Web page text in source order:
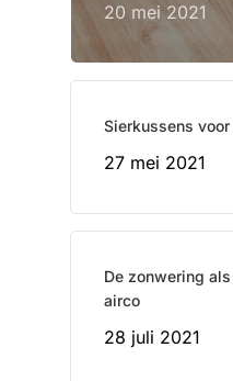
20 mei 2021
Sierkussens
27 mei 2021
De zonwering
airco
28 juli 2021